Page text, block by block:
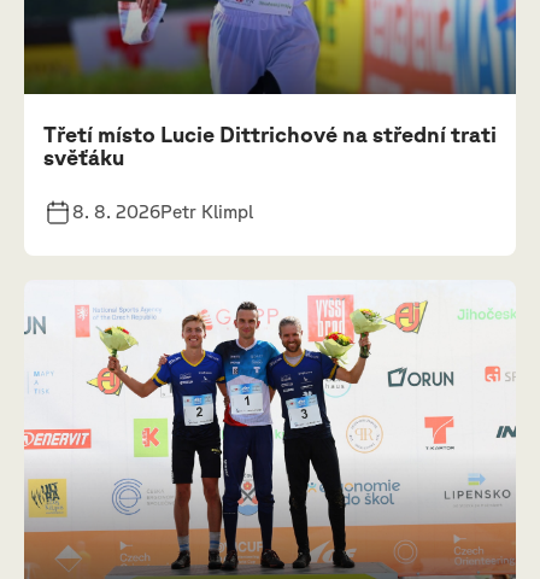
Třetí místo Lucie Dittrichové na střední trati
svěťáku
8. 8. 2026Petr Klimpl